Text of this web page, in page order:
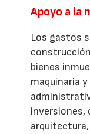
Apoyo a la
Los gastos
bienes
maquinaria
inversiones,